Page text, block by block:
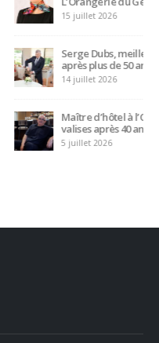
du monde, part à la retraite
Gilles Léost fait ses